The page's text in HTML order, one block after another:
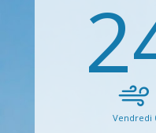
Vendredi